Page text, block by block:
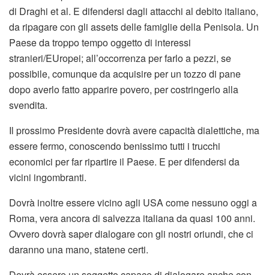
di Draghi et al. E difendersi dagli attacchi al debito italiano,
da ripagare con gli assets delle famiglie della Penisola. Un
Paese da troppo tempo oggetto di interessi
stranieri/EUropei; all’occorrenza per farlo a pezzi, se
possibile, comunque da acquisire per un tozzo di pane
dopo averlo fatto apparire povero, per costringerlo alla
svendita.
Il prossimo Presidente dovrà avere capacità dialettiche, ma
essere fermo, conoscendo benissimo tutti i trucchi
economici per far ripartire il Paese. E per difendersi da
vicini ingombranti.
Dovrà inoltre essere vicino agli USA come nessuno oggi a
Roma, vera ancora di salvezza italiana da quasi 100 anni.
Ovvero dovrà saper dialogare con gli nostri oriundi, che ci
daranno una mano, statene certi.